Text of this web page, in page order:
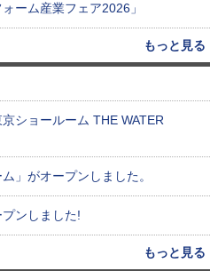
ーム産業フェア2026」
もっと見る
ショールーム THE WATER
」がオープンしました。
ンしました!
もっと見る